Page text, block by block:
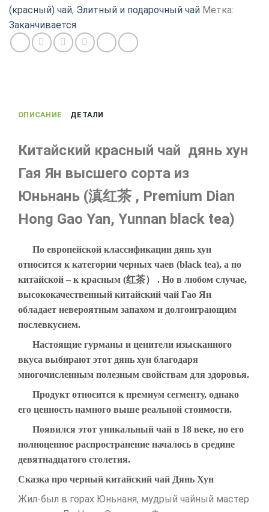
Хун
Гао
Ян,
сорт
(красный) чай, Элитный и подарочный чай Метка:
Заканчивается
ОПИСАНИЕ ДЕТАЛИ
Китайский красный чай дянь хун
Гая Ян высшего сорта из
Юньнань (滇红茶 , Premium Dian
Hong Gao Yan, Yunnan black tea)
По европейской классификации дянь хун
относится к категории черных чаев (black tea), а по
китайской – к красным (红茶） . Но в любом случае,
высококачественный китайский чай Гао Ян
обладает невероятным запахом и долгоиграющим
послевкусием.
Настоящие гурманы и ценители изысканного
вкуса выбирают этот дянь хун благодаря
многочисленным полезным свойствам для здоровья.
Продукт относится к премиум сегменту, однако
его ценность намного выше реальной стоимости.
Появился этот уникальный чай в 18 веке, но его
полноценное распространение началось в средине
девятнадцатого столетия.
Сказка про черный китайский чай Дянь Хун
Жил-был в горах Юньнаня, мудрый чайный мастер